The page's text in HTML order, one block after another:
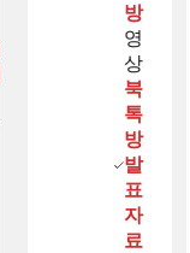
방
영
상
북
톡
방
발
표
자
료